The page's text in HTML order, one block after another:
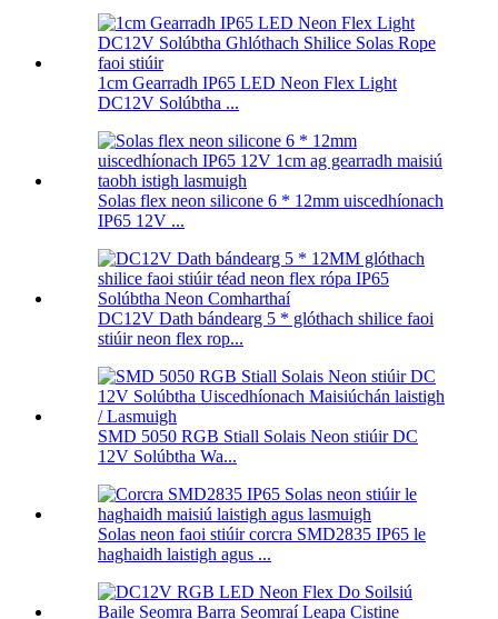
1cm Gearradh IP65 LED Neon Flex Light
DC12V Solúbtha ...
Solas flex neon silicone 6 * 12mm uiscedhíonach
IP65 12V ...
DC12V Dath bándearg 5 * glóthach shilice faoi
stiúir neon flex rop...
SMD 5050 RGB Stiall Solais Neon stiúir DC
12V Solúbtha Wa...
Solas neon faoi stiúir corcra SMD2835 IP65 le
haghaidh laistigh agus ...